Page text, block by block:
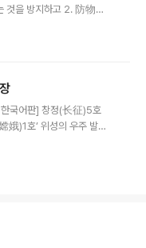
을 방지하고 2. 防物价
超GDP 文章来源：安
部"时代前沿知识"系
5万亿元,与2006年相
在飞涨。国家财政收
多年的名词,再次成为
국어판] 창정(长征)5호
娥)1호’ 위성의 우주 발사
년 연말까지 준공돼 사용
업으로 선정하고 중국의
대이자 군사와 민간이 함